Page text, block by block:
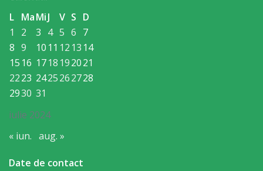
Consiliului
Consilieri
Comisii
de
specialitate
iulie 2024
L MaMiJ V S D
1
2 3 4 5 6 7
8 9 10 11 12 13 14
15 16 1718 192021
2223 2425262728
2930 31
« iun. aug. »
Date de contact